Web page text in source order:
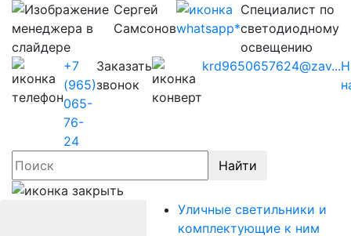
Сергей
Самсонов
Cпециалист по
светодиодному
освещению
+7
(965)
065-
76-
24
Заказать
звонок
krd9650657624@zav...
Найти
Уличные светильники и
комплектующие к ним